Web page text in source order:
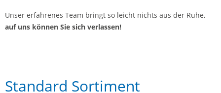
Unser erfahrenes Team bringt so leicht nichts aus der Ruhe,
auf uns können Sie sich verlassen!
Standard Sortiment